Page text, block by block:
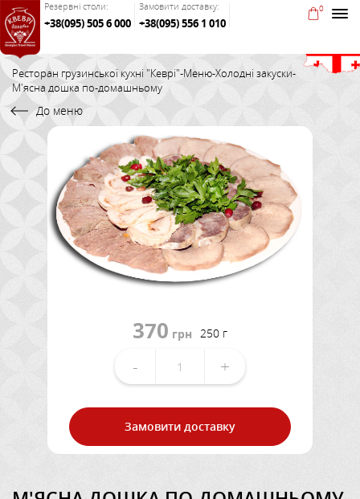
Резервні столи:
+38(095) 505 6 000
Замовити доставку:
+38(095) 556 1 010
0
Ресторан грузинської кухні "Кеврі"-Меню-Холодні закуски-
М'ясна дошка по-домашньому
До меню
370 грн 250 г
- +
Замовити доставку